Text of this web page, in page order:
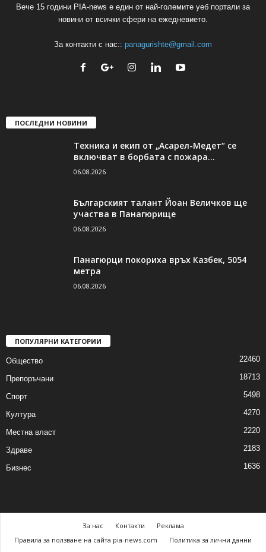
Вече 15 години PIA-news е един от най-големите уеб портали за
новини от всички сфери на ежедневието.
За контакти с нас:: panagurishte@gmail.com
ПОСЛЕДНИ НОВИНИ
Техника и екип от „Асарел-Медет“ се
включват в борбата с пожара...
06.08.2026
Българският талант Йоан Величков ще
участва в Панагюрище
06.08.2026
Панагюрци покориха връх Казбек, 5054
метра
06.08.2026
ПОПУЛЯРНИ КАТЕГОРИИ
Общество 22460
Препоръчани 18713
Спорт 5498
Култура 4270
Местна власт 2220
Здраве 2183
Бизнес 1636
За нас Контакти
Реклама
Правила за ползване на сайта pia-news.com
Политика за лични данни